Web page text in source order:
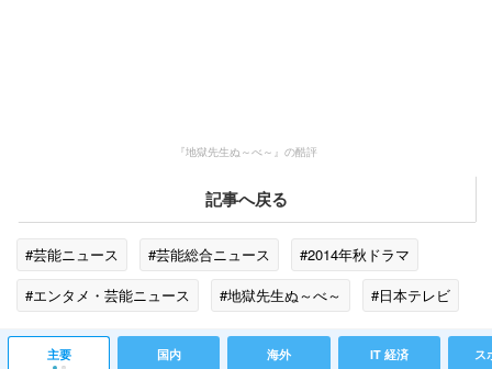
『地獄先生ぬ～べ～』の酷評
記事へ戻る
#芸能ニュース #芸能総合ニュース
#2014年秋ドラマ
#エンタメ・芸能ニュース
#地獄先生ぬ～べ～
#日本テレビ
#ドラマの話題
#炎上・批判 #ネットで話題
主要 国内 海外 IT 経済 ス